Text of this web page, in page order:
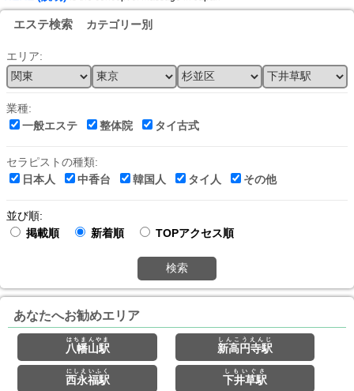
エステ検索 カテゴリー別
エリア:
業種:
一般エステ
整体院 タイ古式
セラピストの種類:
日本人
中香台 韓国人 タイ人 その他
並び順:
掲載順
新着順 TOPアクセス順
検索
あなたへお勧めエリア
八幡山駅
はちまんやま
新高円寺駅
しんこうえんじ
西永福駅
にしえいふく
下井草駅
しもいぐさ